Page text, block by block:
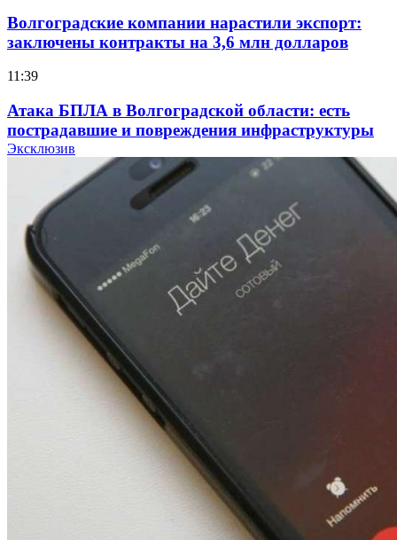
Волгоградские компании нарастили экспорт:
заключены контракты на 3,6 млн долларов
11:39
Атака БПЛА в Волгоградской области: есть
пострадавшие и повреждения инфраструктуры
Волгоградские вузы в топе зарплатного
рейтинга: ВолгГТУ и ВолгГМУ вошли в топ‑15
для химической отрасли и фармацевтики
18:39
В Красноармейском районе Волгограда стартует
конкурс на ремонт моста через Волго‑Донской
судоходный канал
Фестиваль #ТриЧетыре в Волгограде пройдёт
11–13 сентября в рамках Года единства народов
Эксклюзив